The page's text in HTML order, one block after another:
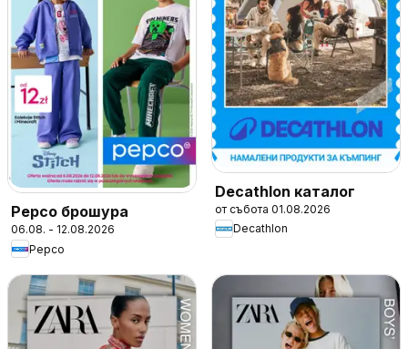
Pepco брошура
06.08. - 12.08.2026
Pepco
Decathlon каталог
от събота 01.08.2026
Decathlon